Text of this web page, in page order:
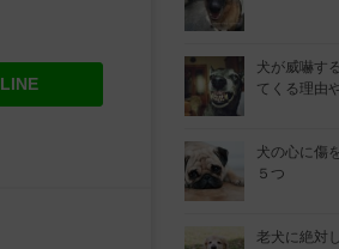
LINE
犬が威嚇す
てくる理由
犬の心に傷
５つ
老犬に絶対